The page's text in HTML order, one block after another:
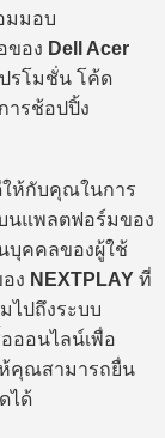
มมอบ
ของ Dell Acer
รโมชั่น โค้ด
ารช้อปปิ้ง
ห้กับคุณในการ
นแพลตฟอร์มของ
บุคคลของผู้ใช้
ง NEXTPLAY ที่
ไปถึงระบบ
ออนไลน์เพื่อ
ห้คุณสามารถยื่น
ได้